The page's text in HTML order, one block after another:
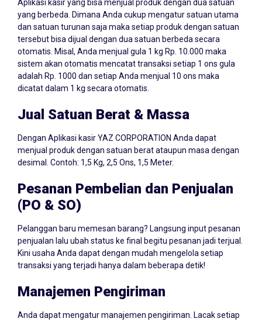
Aplikasi kasir yang bisa menjual produk dengan dua satuan
yang berbeda. Dimana Anda cukup mengatur satuan utama
dan satuan turunan saja maka setiap produk dengan satuan
tersebut bisa dijual dengan dua satuan berbeda secara
otomatis. Misal, Anda menjual gula 1 kg Rp. 10.000 maka
sistem akan otomatis mencatat transaksi setiap 1 ons gula
adalah Rp. 1000 dan setiap Anda menjual 10 ons maka
dicatat dalam 1 kg secara otomatis.
Jual Satuan Berat & Massa
Dengan Aplikasi kasir YAZ CORPORATION Anda dapat
menjual produk dengan satuan berat ataupun masa dengan
desimal. Contoh: 1,5 Kg, 2,5 Ons, 1,5 Meter.
Pesanan Pembelian dan Penjualan
(PO & SO)
Pelanggan baru memesan barang? Langsung input pesanan
penjualan lalu ubah status ke final begitu pesanan jadi terjual.
Kini usaha Anda dapat dengan mudah mengelola setiap
transaksi yang terjadi hanya dalam beberapa detik!
Manajemen Pengiriman
Anda dapat mengatur manajemen pengiriman. Lacak setiap